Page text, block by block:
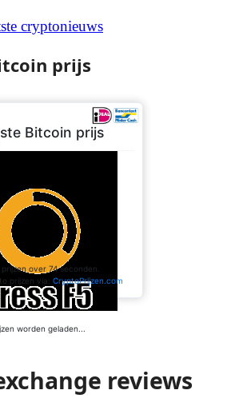
prijs
reviews